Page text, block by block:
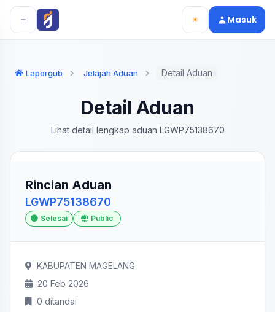
Langsung ke konten utama
Langsung ke navigasi
Masuk
Laporgub Jelajah Aduan Detail Aduan
Detail Aduan
Lihat detail lengkap aduan LGWP75138670
Rincian Aduan
LGWP75138670
Selesai Public
KABUPATEN MAGELANG
20 Feb 2026
0 ditandai